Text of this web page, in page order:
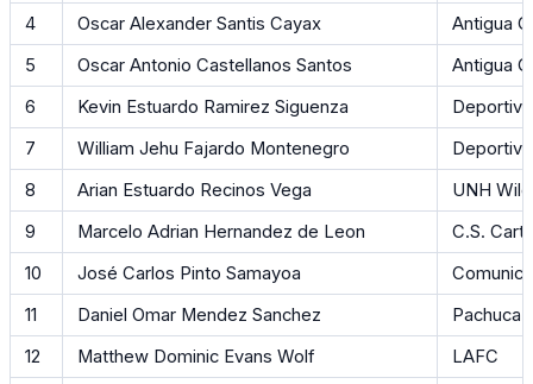
4
Oscar Alexander Santis Cayax
Antigua
5
Oscar Antonio Castellanos Santos
Antigua
6
Kevin Estuardo Ramirez Siguenza
7
William Jehu Fajardo Montenegro
8
Arian Estuardo Recinos Vega
UNH
9
Marcelo Adrian Hernandez de Leon
C.S.
10
José Carlos Pinto Samayoa
11
Daniel Omar Mendez Sanchez
Pachuca
12
Matthew Dominic Evans Wolf
LAFC